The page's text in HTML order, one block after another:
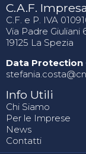
C.A.F.
C.F. e P. IVA
Via Padre Giuliani
19125 La Spezia
Data Protection
Info Utili
Chi Siamo
Per le Imprese
News
Contatti